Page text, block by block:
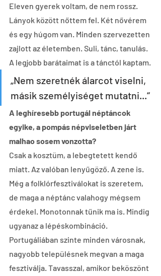
Eleven gyerek voltam, de nem rossz.
Lányok között nőttem fel. Két nővérem
és egy húgom van. Minden szervezetten
zajlott az életemben. Suli, tánc, tanulás.
A legjobb barátaimat is a tánctól kaptam.
„Nem szeretnék álarcot viselni,
másik személyiséget mutatni...“
A leghíresebb portugál néptáncok
egyike, a pompás népviseletben járt
malhao sosem vonzotta?
Csak a kosztüm, a lebegtetett kendő
miatt. Az valóban lenyűgöző. A zene is.
Még a folklórfesztiválokat is szeretem,
de maga a néptánc valahogy mégsem
érdekel. Monotonnak tűnik ma is. Mindig
ugyanaz a lépéskombináció.
Portugáliában szinte minden városnak,
nagyobb településnek megvan a maga
fesztiválja. Tavasszal, amikor beköszönt